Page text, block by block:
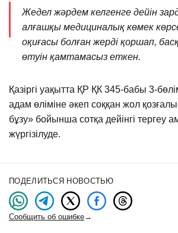
Жедел жәрдем келгенге дейін
алғашқы медициналық көмек
оқиғасы болған жерді қоршап,
өтуін қамтамасыз еткен.
Қазіргі уақытта ҚР ҚК 345-бабы 3-
адам өліміне әкеп соққан жол
бұзу» бойынша сотқа дейінгі тергеу
жүргізілуде.
ПОДЕЛИТЬСЯ НОВОСТЬЮ
Сообщить об ошибке→